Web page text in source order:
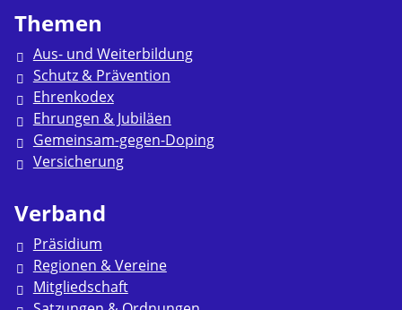
Themen
Aus- und Weiterbildung
Schutz & Prävention
Ehrenkodex
Ehrungen & Jubiläen
Gemeinsam-gegen-Doping
Versicherung
Verband
Präsidium
Regionen & Vereine
Mitgliedschaft